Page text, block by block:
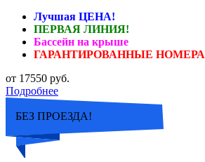
Лучшая ЦЕНА!
ПЕРВАЯ ЛИНИЯ!
Бассейн на крыше
ГАРАНТИРОВАННЫЕ НОМЕРА
от 17550 руб.
Подробнее
БЕЗ ПРОЕЗДА!